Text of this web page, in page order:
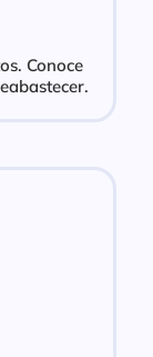
Conoce